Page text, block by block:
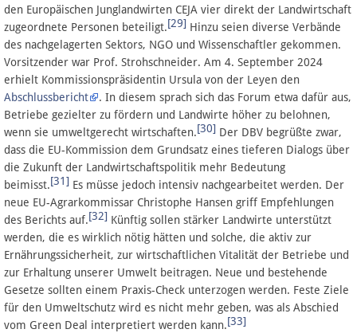
den Europäischen Junglandwirten CEJA vier direkt der Landwirtschaft
zugeordnete Personen beteiligt.[29] Hinzu seien diverse Verbände
des nachgelagerten Sektors, NGO und Wissenschaftler gekommen.
Vorsitzender war Prof. Strohschneider. Am 4. September 2024
erhielt Kommissionspräsidentin Ursula von der Leyen den
Abschlussbericht
. In diesem sprach sich das Forum etwa dafür aus,
Betriebe gezielter zu fördern und Landwirte höher zu belohnen,
wenn sie umweltgerecht wirtschaften.[30] Der DBV begrüßte zwar,
dass die EU-Kommission dem Grundsatz eines tieferen Dialogs über
die Zukunft der Landwirtschaftspolitik mehr Bedeutung
beimisst.[31] Es müsse jedoch intensiv nachgearbeitet werden. Der
neue EU-Agrarkommissar Christophe Hansen griff Empfehlungen
des Berichts auf.[32] Künftig sollen stärker Landwirte unterstützt
werden, die es wirklich nötig hätten und solche, die aktiv zur
Ernährungssicherheit, zur wirtschaftlichen Vitalität der Betriebe und
zur Erhaltung unserer Umwelt beitragen. Neue und bestehende
Gesetze sollten einem Praxis-Check unterzogen werden. Feste Ziele
für den Umweltschutz wird es nicht mehr geben, was als Abschied
vom Green Deal interpretiert werden kann.[33]